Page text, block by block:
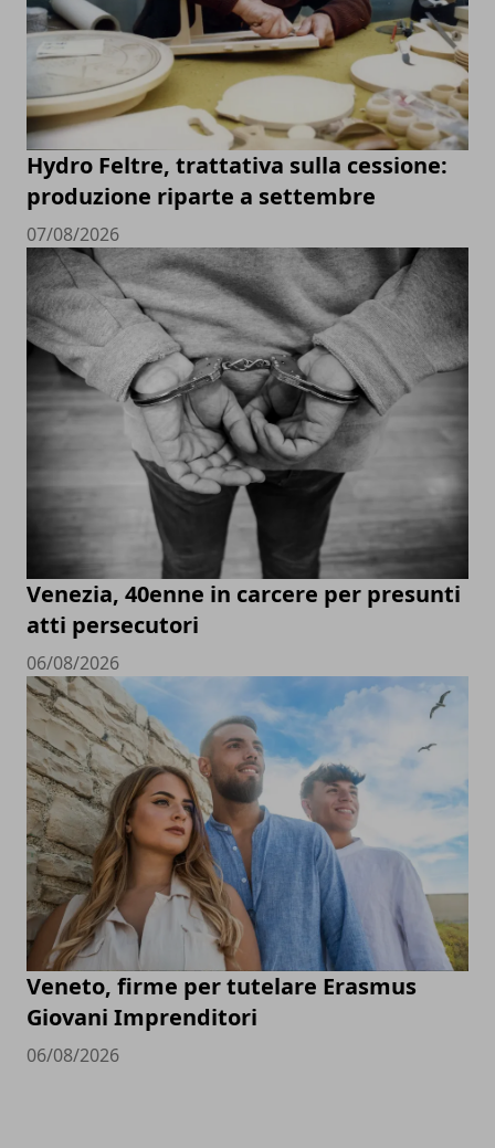
Hydro Feltre, trattativa sulla cessione:
produzione riparte a settembre
07/08/2026
Venezia, 40enne in carcere per presunti
atti persecutori
06/08/2026
Veneto, firme per tutelare Erasmus
Giovani Imprenditori
06/08/2026